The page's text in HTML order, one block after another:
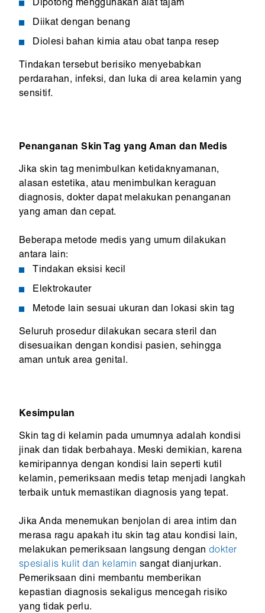
Dipotong menggunakan alat tajam
Diikat dengan benang
Diolesi bahan kimia atau obat tanpa resep
Tindakan tersebut berisiko menyebabkan
perdarahan, infeksi, dan luka di area kelamin yang
sensitif.
Penanganan Skin Tag yang Aman dan Medis
Jika skin tag menimbulkan ketidaknyamanan,
alasan estetika, atau menimbulkan keraguan
diagnosis, dokter dapat melakukan penanganan
yang aman dan cepat.
Beberapa metode medis yang umum dilakukan
antara lain:
Tindakan eksisi kecil
Elektrokauter
Metode lain sesuai ukuran dan lokasi skin tag
Seluruh prosedur dilakukan secara steril dan
disesuaikan dengan kondisi pasien, sehingga
aman untuk area genital.
Kesimpulan
Skin tag di kelamin pada umumnya adalah kondisi
jinak dan tidak berbahaya. Meski demikian, karena
kemiripannya dengan kondisi lain seperti kutil
kelamin, pemeriksaan medis tetap menjadi langkah
terbaik untuk memastikan diagnosis yang tepat.
Jika Anda menemukan benjolan di area intim dan
merasa ragu apakah itu skin tag atau kondisi lain,
melakukan pemeriksaan langsung dengan dokter
spesialis kulit dan kelamin sangat dianjurkan.
Pemeriksaan dini membantu memberikan
kepastian diagnosis sekaligus mencegah risiko
yang tidak perlu.